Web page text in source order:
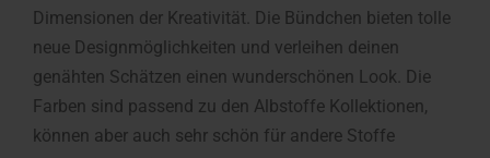
Dimensionen der Kreativität. Die Bündchen bieten tolle
neue Designmöglichkeiten und verleihen deinen
genähten Schätzen einen wunderschönen Look. Die
Farben sind passend zu den Albstoffe Kollektionen,
können aber auch sehr schön für andere Stoffe